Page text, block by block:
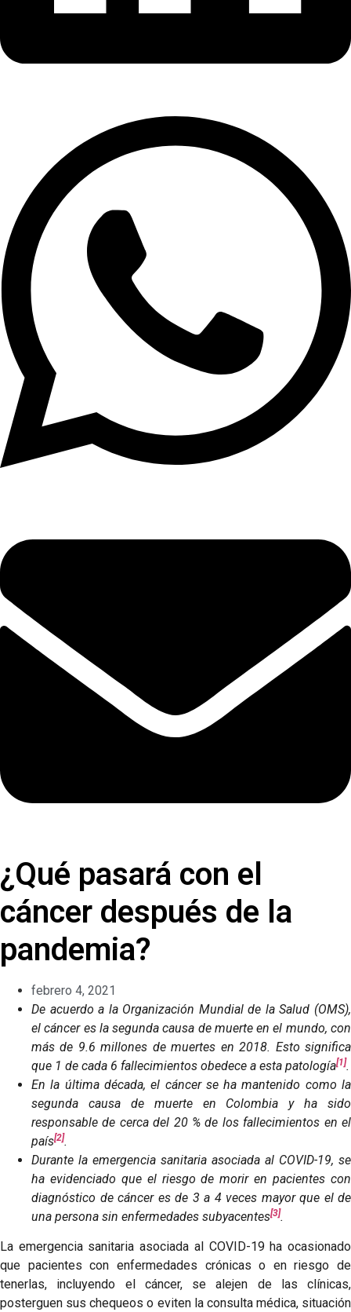
¿Qué pasará con el
cáncer después de la
pandemia?
febrero 4, 2021
De acuerdo a la Organización Mundial de la Salud (OMS),
el cáncer es la segunda causa de muerte en el mundo, con
más de 9.6 millones de muertes en 2018. Esto significa
que 1 de cada 6 fallecimientos obedece a esta patología[1].
En la última década, el cáncer se ha mantenido como la
segunda causa de muerte en Colombia y ha sido
responsable de cerca del 20 % de los fallecimientos en el
país[2].
Durante la emergencia sanitaria asociada al COVID-19, se
ha evidenciado que el riesgo de morir en pacientes con
diagnóstico de cáncer es de 3 a 4 veces mayor que el de
una persona sin enfermedades subyacentes[3].
La emergencia sanitaria asociada al COVID-19 ha ocasionado
que pacientes con enfermedades crónicas o en riesgo de
tenerlas, incluyendo el cáncer, se alejen de las clínicas,
posterguen sus chequeos o eviten la consulta médica, situación